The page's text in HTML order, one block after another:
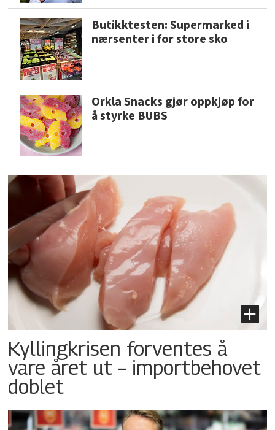
Butikktesten: Supermarked i
nærsenter i for store sko
Orkla Snacks gjør oppkjøp for
å styrke BUBS
Kyllingkrisen forventes å
vare året ut – importbehovet
doblet